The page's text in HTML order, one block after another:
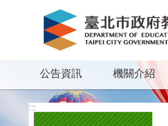
公告資訊 機關介紹
:::